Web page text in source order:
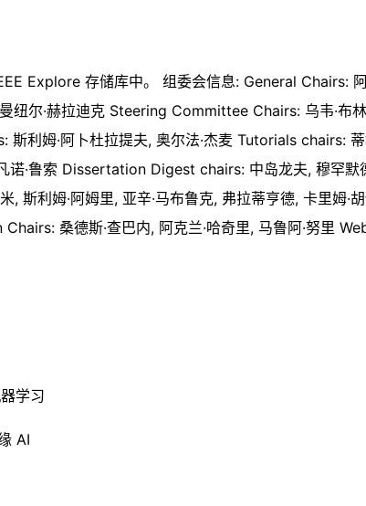
Explore 存储库中。 组委会信息: General Chairs:
曼纽尔·赫拉迪克 Steering Committee Chairs: 乌韦·
利姆·阿卜杜拉提夫, 奥尔法·杰麦 Tutorials chairs:
诺·鲁索 Dissertation Digest chairs: 中岛龙夫, 穆罕
斯利姆·阿姆里, 亚辛·马布鲁克, 弗拉蒂亨德, 卡里姆·
桑德斯·查巴内, 阿克兰·哈奇里, 马鲁阿·努里
学习
AI